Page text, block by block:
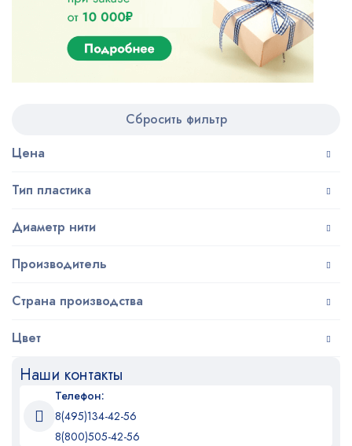
Сбросить фильтр
Цена
Тип пластика
Диаметр нити
Производитель
Страна производства
Цвет
Наши контакты
Телефон:
8(495)134-42-56
8(800)505-42-56